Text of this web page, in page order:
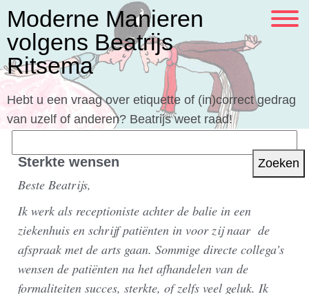
Moderne Manieren
volgens Beatrijs
Ritsema
Hebt u een vraag over etiquette of (in)correct gedrag
van uzelf of anderen? Beatrijs weet raad!
naar:Sterkte wensen
Beste Beatrijs,
Ik werk als receptioniste achter de balie in een
ziekenhuis en schrijf patiënten in voor zij naar de
afspraak met de arts gaan. Sommige directe collega’s
wensen de patiënten na het afhandelen van de
formaliteiten succes, sterkte, of zelfs veel geluk. Ik